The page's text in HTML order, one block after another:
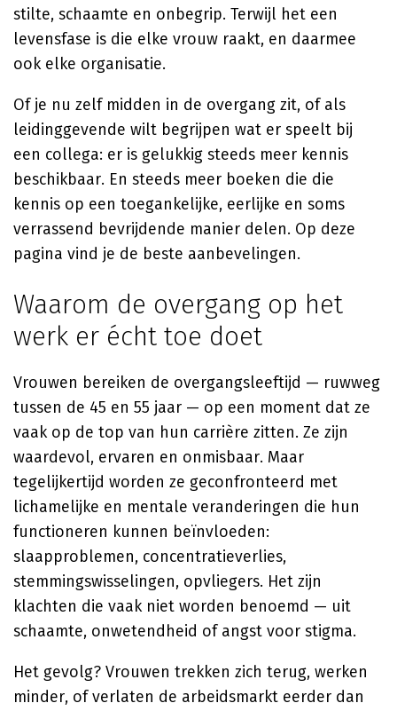
stilte, schaamte en onbegrip. Terwijl het een
levensfase is die elke vrouw raakt, en daarmee
ook elke organisatie.
Of je nu zelf midden in de overgang zit, of als
leidinggevende wilt begrijpen wat er speelt bij
een collega: er is gelukkig steeds meer kennis
beschikbaar. En steeds meer boeken die die
kennis op een toegankelijke, eerlijke en soms
verrassend bevrijdende manier delen. Op deze
pagina vind je de beste aanbevelingen.
Waarom de overgang op het
werk er écht toe doet
Vrouwen bereiken de overgangsleeftijd — ruwweg
tussen de 45 en 55 jaar — op een moment dat ze
vaak op de top van hun carrière zitten. Ze zijn
waardevol, ervaren en onmisbaar. Maar
tegelijkertijd worden ze geconfronteerd met
lichamelijke en mentale veranderingen die hun
functioneren kunnen beïnvloeden:
slaapproblemen, concentratieverlies,
stemmingswisselingen, opvliegers. Het zijn
klachten die vaak niet worden benoemd — uit
schaamte, onwetendheid of angst voor stigma.
Het gevolg? Vrouwen trekken zich terug, werken
minder, of verlaten de arbeidsmarkt eerder dan